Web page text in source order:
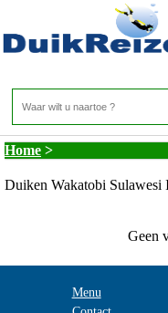
Indonesie -
Duiken
Home >
Duiken Wakatobi Sulawesi
Geen
Menu